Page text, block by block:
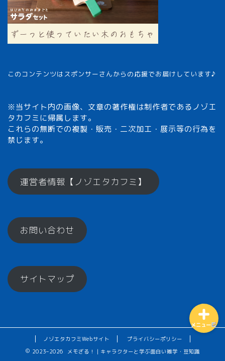
このコンテンツはスポンサーさんからの応援でお届けしています♪
※当サイト内の画像、文章の著作権は制作者であるノゾエ
タカフミに帰属します。
これらの無断での複製・販売・二次加工・展示等の行為を
禁じます。
運営者情報【ノゾエタカフミ】
お問い合わせ
サイトマップ
ノゾエタカフミWebサイト
プライバシーポリシー
2023–2026 メモざる！｜キャラクターと学ぶ面白い雑学・豆知識
メニュー
メモざるとは？